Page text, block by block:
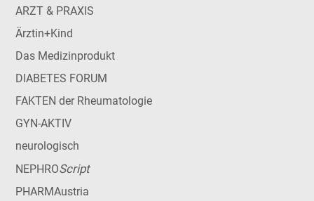
ARZT & PRAXIS
Ärztin+Kind
Das Medizinprodukt
DIABETES FORUM
FAKTEN der Rheumatologie
GYN-AKTIV
neurologisch
NEPHROScript
PHARMAustria